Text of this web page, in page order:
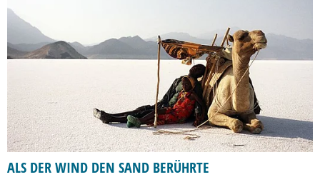
ALS DER WIND DEN SAND BERÜHRTE